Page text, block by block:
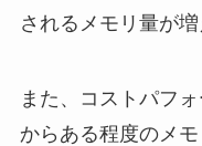
されるメモリ量が増
また、コストパフ
からある程度のメ